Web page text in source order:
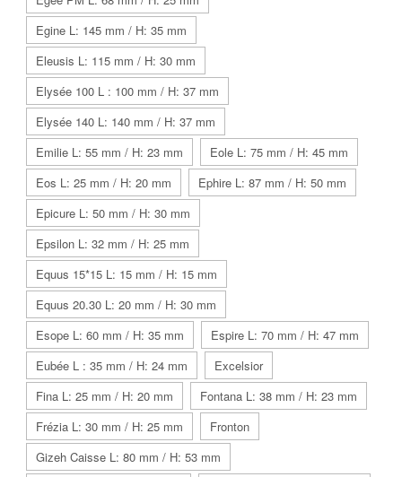
Egine L: 145 mm / H: 35 mm
Eleusis L: 115 mm / H: 30 mm
Elysée 100 L : 100 mm / H: 37 mm
Elysée 140 L: 140 mm / H: 37 mm
Emilie L: 55 mm / H: 23 mm
Eole L: 75 mm / H: 45 mm
Eos L: 25 mm / H: 20 mm
Ephire L: 87 mm / H: 50 mm
Epicure L: 50 mm / H: 30 mm
Epsilon L: 32 mm / H: 25 mm
Equus 15*15 L: 15 mm / H: 15 mm
Equus 20.30 L: 20 mm / H: 30 mm
Esope L: 60 mm / H: 35 mm
Espire L: 70 mm / H: 47 mm
Eubée L : 35 mm / H: 24 mm
Excelsior
Fina L: 25 mm / H: 20 mm
Fontana L: 38 mm / H: 23 mm
Frézia L: 30 mm / H: 25 mm
Fronton
Gizeh Caisse L: 80 mm / H: 53 mm